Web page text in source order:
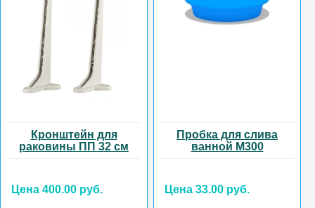
Кронштейн для
раковины ПП 32 см
Цена 400.00 руб.
Пробка для слива
ванной М300
Цена 33.00 руб.